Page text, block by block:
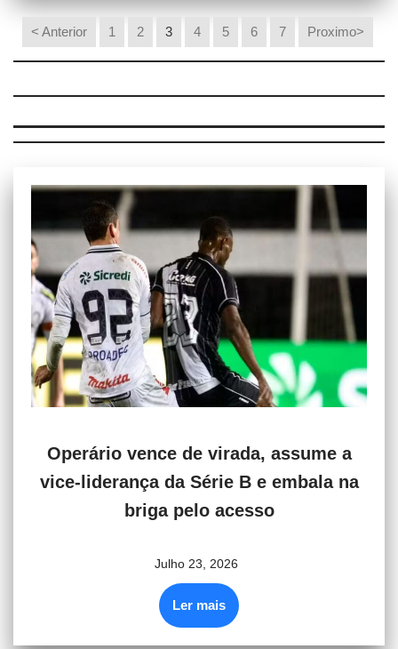
< Anterior 1 2 3 4 5 6 7 Proximo>
Operário vence de virada, assume a
vice-liderança da Série B e embala na
briga pelo acesso
Julho 23, 2026
Ler mais